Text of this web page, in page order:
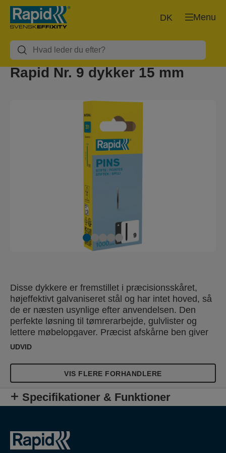
Menu
DK
Rapid Nr. 9 dykker 15 mm
Disse dykkere er fremstillet i præcisionsskåret,
højeffektivt galvaniseret stål og har intet hoved, så
de er næsten usynlige efter anvendelsen. Den
perfekte løsning til tømrerarbejde, gulvlister og
lettere møbelopgaver. Præcist afskårne ben giver
optimal penetration af materialet.
UDVID
VIS FLERE FORHANDLERE
Specifikationer & Funktioner